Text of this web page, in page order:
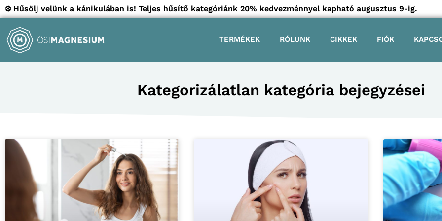
❄️ Hűsölj velünk a kánikulában is! Teljes hűsítő kategóriánk 20% kedvezménnyel kapható augusztus 9-ig.
TERMÉKEK RÓLUNK CIKKEK FIÓK
Kategorizálatlan kategória bejegyzései